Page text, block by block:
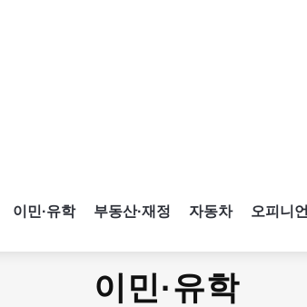
이민·유학 부동산·재정 자동차 오피니언
이민·유학